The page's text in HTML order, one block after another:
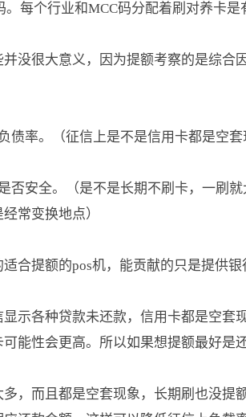
。每个行业和MCC码分配着刷对养卡是
并没很大意义，因为提额考察的是综合
债率。（征信上是不是信用卡都是空套
否安全。（是不是长期不刷卡，一刷
常变换地点）
合提额的pos机，能贡献的只是提供
显示各种贷款未还款，信用卡都是空
能性会更高。所以如果想提额最好是
，而且都是空套现象，长期刷也没提